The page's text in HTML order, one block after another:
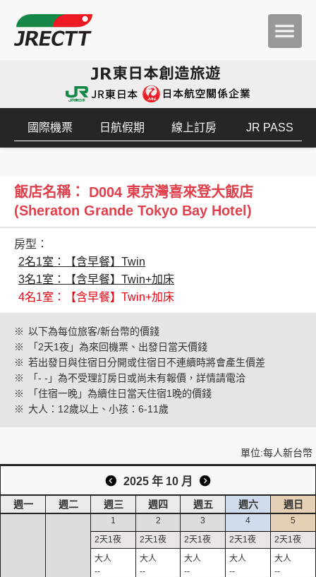
創造旅遊
國際機票 日航假期 線上訂房 JR PASS
飯店名稱： D004 東京灣喜來登大飯店
(Sheraton Grande Tokyo Bay Hotel)
房型：
2名1室：【含早餐】Twin
3名1室：【含早餐】Twin+加床
4名1室：【含早餐】Twin+加床
※ 以下為每位旅客/新台幣的價錢
※
「2天1夜」為來回機票、出發日當天價錢
※ 若出發日與住宿日分開或住宿日不連續時將會產生價差
※
「- -」為不受理訂房日或尚未有報價，詳情請電洽
※
「住宿一晚」為續住日當天住宿1晚的價錢
※ 大人：12歲以上、小孩：6-11歲
單位:每人新台幣
2025 年 10 月
週一 週二 週三 週四 週五 週六 週日
1
--
2
--
3
--
4
--
5
--